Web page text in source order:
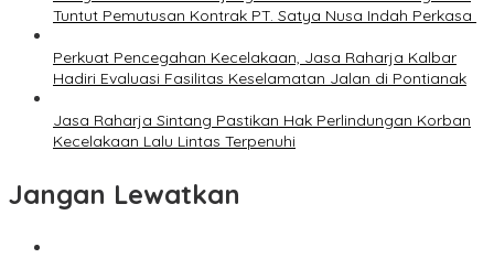
Tuntut Pemutusan Kontrak PT. Satya Nusa Indah Perkasa ‎
Perkuat Pencegahan Kecelakaan, Jasa Raharja Kalbar
Hadiri Evaluasi Fasilitas Keselamatan Jalan di Pontianak
Jasa Raharja Sintang Pastikan Hak Perlindungan Korban
Kecelakaan Lalu Lintas Terpenuhi
Jangan Lewatkan